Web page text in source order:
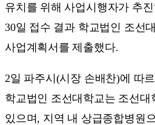
유치를 위해 사업시행자가 추
30일 접수 결과 학교법인 조선
사업계획서를 제출했다.
2일 파주시(시장 손배찬)에 따
학교법인 조선대학교는 조선대
있으며, 지역 내 상급종합병원